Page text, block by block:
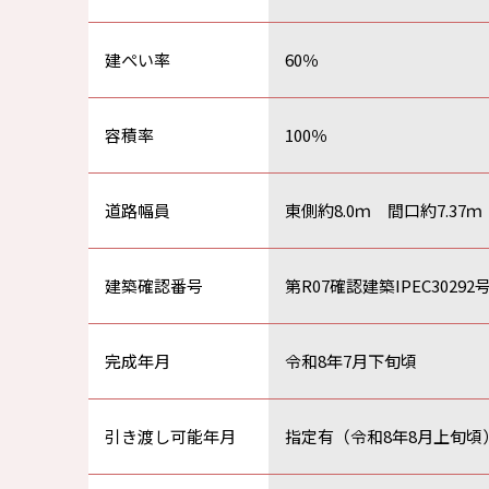
建ぺい率 60％
容積率 100％
道路幅員 東側約8.0ｍ 間口約7.37ｍ
建築確認番号 第R07確認建築IPEC30292
完成年月 令和8年7月下旬頃
引き渡し可能年月 指定有（令和8年8月上旬頃